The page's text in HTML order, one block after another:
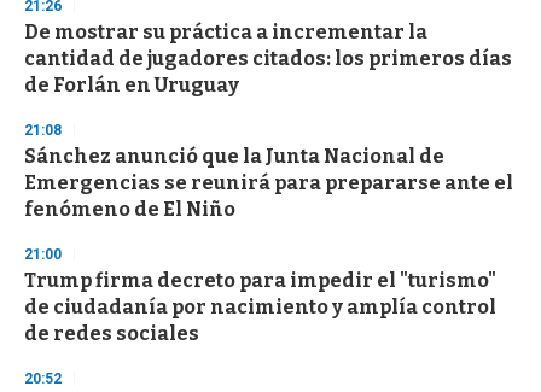
3
s
c
o
d
s
21:26
De mostrar su práctica a incrementar la
cantidad de jugadores citados: los primeros días
de Forlán en Uruguay
21:08
Sánchez anunció que la Junta Nacional de
Emergencias se reunirá para prepararse ante el
fenómeno de El Niño
21:00
Trump firma decreto para impedir el "turismo"
de ciudadanía por nacimiento y amplía control
de redes sociales
20:52